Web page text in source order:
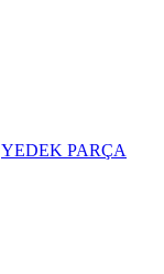
YEDEK PARÇA